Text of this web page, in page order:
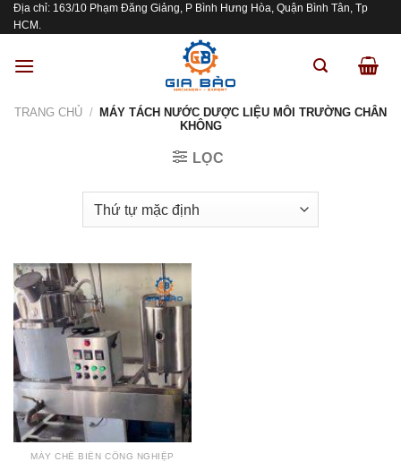
Skip
to
Địa chỉ: 163/10 Phạm Đăng Giảng, P Bình Hưng Hòa, Quận Bình Tân, Tp
HCM.
TRANG CHỦ /
MÁY TÁCH NƯỚC DƯỢC LIỆU MÔI TRƯỜNG CHÂN
KHÔNG
LỌC
MÁY CHẾ BIẾN CÔNG NGHIỆP